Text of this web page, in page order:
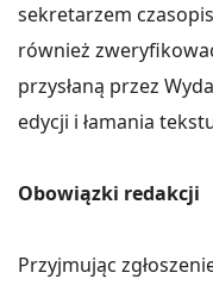
sekretarzem
również
przysłaną przez
edycji i łamania
Obowiązki redakcji
Przyjmując